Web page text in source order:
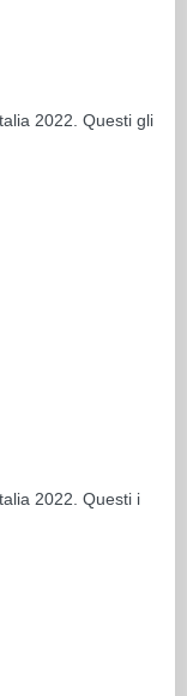
2022. Questi gli
2022. Questi i